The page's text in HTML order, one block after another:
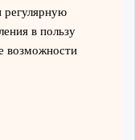
регулярную
в пользу
возможности